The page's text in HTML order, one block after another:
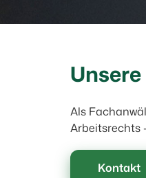
Als
Arbeitsrechts
Kontakt